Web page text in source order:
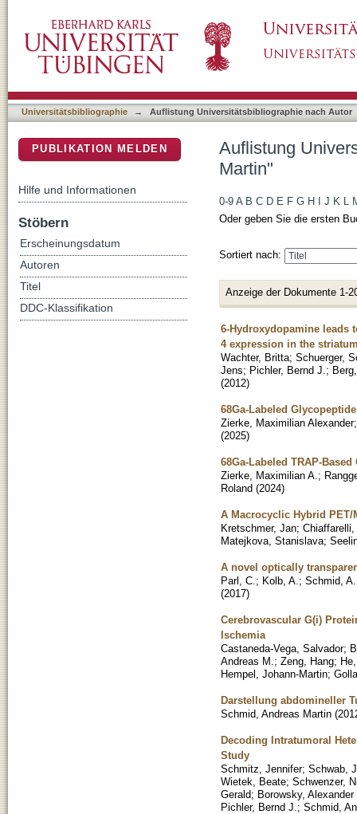
Universitätsbibliographie → Auflistung Universitätsbibliographie nach Autor
Auflistung
Martin"
0-9 A B C D E F G H J K L
Oder geben Sie die ersten
Sortiert nach:
Anzeige der Dokumente 1-
6-Hydroxydopamine leads
4 expression in the
Wachter, Britta; Schuerger,
Jens; Pichler, Bernd J. ;
(2012)
68Ga-Labeled
Zierke, Maximilian Alexander
(2025)
68Ga-Labeled TRAP-
Zierke, Maximilian A. ;
Roland (2024)
A Macrocyclic Hybrid
Kretschmer, Jan;
Matejkova, Stanislava;
A novel optically
Parl, C. ; Kolb, A. ; Schmid,
(2017)
Cerebrovascular G(i)
Ischemia
Castaneda-Vega, Salvador;
Andreas M. ; Zeng, Hang;
Hempel, Johann-Martin;
Darstellung abdomineller
Schmid, Andreas Martin (
Decoding Intratumoral
Study
Schmitz, Jennifer; Schwab,
Wietek, Beate; Schwenzer,
Gerald; Borowsky, Alexander
Pichler, Bernd J. ; Schmid,
PUBLIKATION MELDEN
Hilfe und Informationen
Stöbern
Erscheinungsdatum
Autoren
Titel
DDC-Klassifikation